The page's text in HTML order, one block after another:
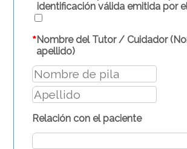
identificación válida emitida por
*Nombre del Tutor / Cuidador
apellido)
Relación con el paciente